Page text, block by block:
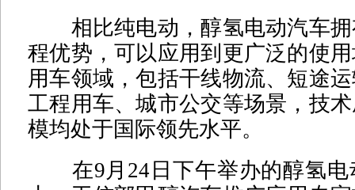
相比纯电动，醇氢电动汽车拥
程优势，可以应用到更广泛的使
用车领域，包括干线物流、短途
工程用车、城市公交等场景，技
模均处于国际领先水平。
在9月24日下午举办的醇氢电